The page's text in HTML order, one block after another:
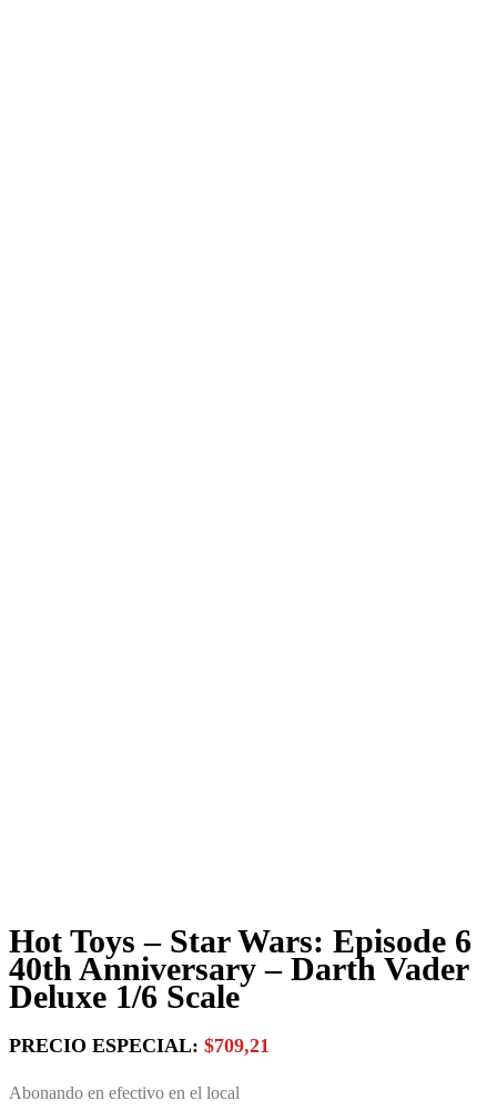
Hot Toys – Star Wars: Episode 6
40th Anniversary – Darth Vader
Deluxe 1/6 Scale
PRECIO ESPECIAL: $709,21
Abonando en efectivo en el local